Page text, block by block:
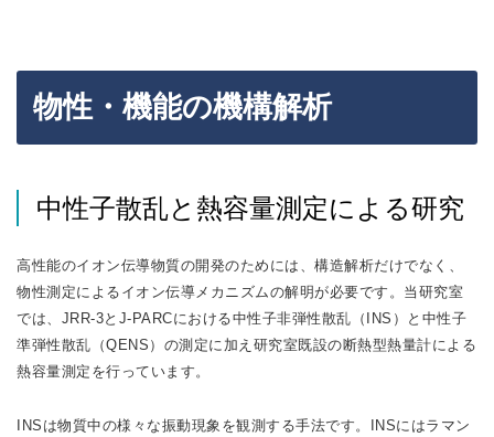
物性・機能の機構解析
中性子散乱と熱容量測定による研究
高性能のイオン伝導物質の開発のためには、構造解析だけでなく、
物性測定によるイオン伝導メカニズムの解明が必要です。当研究室
では、JRR-3とJ-PARCにおける中性子非弾性散乱（INS）と中性子
準弾性散乱（QENS）の測定に加え研究室既設の断熱型熱量計による
熱容量測定を行っています。
INSは物質中の様々な振動現象を観測する手法です。INSにはラマン